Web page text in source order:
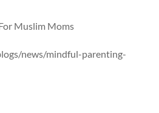
Muslim Moms
news/mindful-parenting-